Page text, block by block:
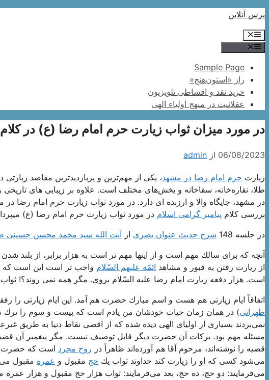
پرش
محتوا
پرس آنلاین
فهرست
Sample Page
راز «استون‌هنج»
خرید نقد و اقساطی تلویزیون
عقلانیت در منهج اولیاء الهی
در مورد میزان ثواب زیارت حرم امام رضا (ع) در کلام
06/08/2023 از admin
زیارت حرم امام رضا در مشهد، یکی از مهم‌ترین و پربازدیدترین مقاصد
طلا، نقاره‌خانه، سقاخانه و بخش‌های مختلف است. علاوه بر زیبایی های
در مشهد، جایگاه والا و ارزنده ای دارد. در مورد ثواب زیارت حرم امام رضا
بررسی کلام پیامبر گرامی اسلام در مورد ثواب زیارت حرم امام رضا (ع)
در جلسه 148
شرح حدیث عنوان بصری از آیت الله سید محمد محسن حسینی
آنچه كه برای سالك مهم است و از اینها مهم تر است به هزار برابر، از بلند شدن
از زیارت رفتن به قبور و مشاهد ائمّه علیهم السّلام واجب تر است این است كه
است. هزار دفعه زیارت امام رضا علیه السّلام بروی. مگر همه نمی روند؟!
اتفاقاً ایام زیارتی هم هست و اسم مبارك حضرت هم آمد. این ایام زیارتی را
طهرانی) در همان زمان حیات خودشان من یادم است كه بیست و سوم‌ را ترك
نمی‌بردند بسیاری از اولیای الهی دیده شده كه از اقصی نقاط دنیا به طریق
مسئله مهم بود. بركات آن حضرت دیگر قابل توصیف نیست. مگر پیغمبر آن
قضیه را نوشته‌اند، مرحوم آقا هم آورده‌اند ظاهراً در روح مجرد است‌ كه حضرت
می‌شود كسی كه او را زیارت كند خداوند ثواب یك حج مقبول و عمره مقبول
می‌فرمایند: دو حج، ده حج، بعد می‌فرمایند: ثواب هزار حج مقبول و هزار